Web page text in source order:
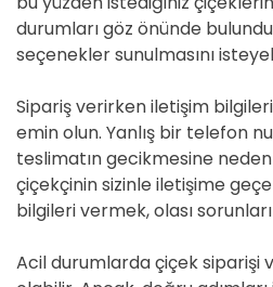
durumları göz önünde
seçenekler sunulmasını
Sipariş verirken iletişim
emin olun. Yanlış bir telefon
teslimatın gecikmesine
çiçekçinin sizinle iletişime
bilgileri vermek, olası
Acil durumlarda çiçek siparişi